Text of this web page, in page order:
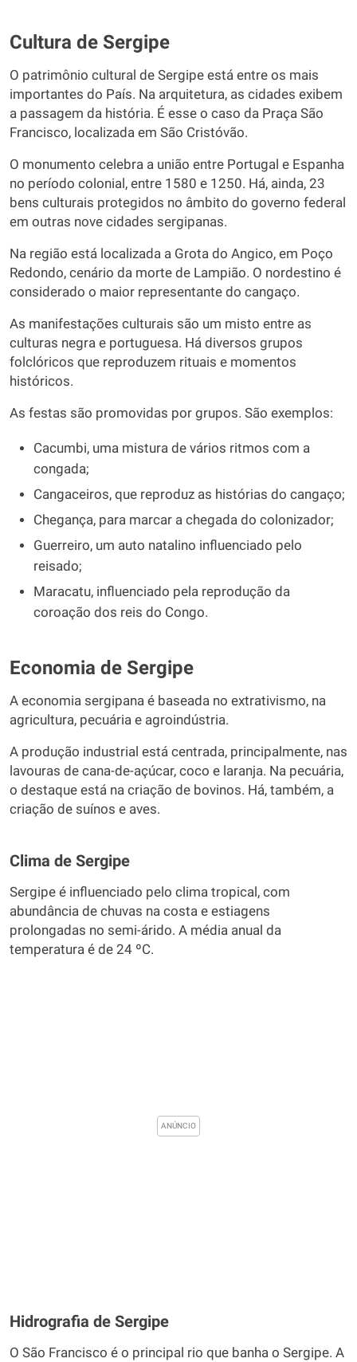
Cultura de Sergipe
O patrimônio cultural de Sergipe está entre os mais
importantes do País. Na arquitetura, as cidades exibem
a passagem da história. É esse o caso da Praça São
Francisco, localizada em São Cristóvão.
O monumento celebra a união entre Portugal e Espanha
no período colonial, entre 1580 e 1250. Há, ainda, 23
bens culturais protegidos no âmbito do governo federal
em outras nove cidades sergipanas.
Na região está localizada a Grota do Angico, em Poço
Redondo, cenário da morte de Lampião. O nordestino é
considerado o maior representante do cangaço.
As manifestações culturais são um misto entre as
culturas negra e portuguesa. Há diversos grupos
folclóricos que reproduzem rituais e momentos
históricos.
As festas são promovidas por grupos. São exemplos:
Cacumbi, uma mistura de vários ritmos com a
congada;
Cangaceiros, que reproduz as histórias do cangaço;
Chegança, para marcar a chegada do colonizador;
Guerreiro, um auto natalino influenciado pelo
reisado;
Maracatu, influenciado pela reprodução da
coroação dos reis do Congo.
Economia de Sergipe
A economia sergipana é baseada no extrativismo, na
agricultura, pecuária e agroindústria.
A produção industrial está centrada, principalmente, nas
lavouras de cana-de-açúcar, coco e laranja. Na pecuária,
o destaque está na criação de bovinos. Há, também, a
criação de suínos e aves.
Clima de Sergipe
Sergipe é influenciado pelo clima tropical, com
abundância de chuvas na costa e estiagens
prolongadas no semi-árido. A média anual da
temperatura é de 24 ºC.
Hidrografia de Sergipe
O São Francisco é o principal rio que banha o Sergipe. A